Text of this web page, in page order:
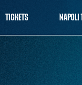
TICKETS NAPOLI